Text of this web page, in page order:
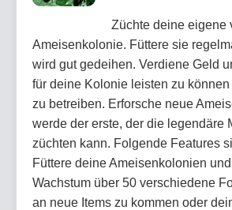
Züchte deine eigene
Ameisenkolonie. Füttere sie
wird gut gedeihen. Verdiene Geld
für deine Kolonie leisten zu
zu betreiben. Erforsche neue
werde der erste, der die legendäre
züchten kann. Folgende Features
Füttere deine Ameisenkolonien
Wachstum über 50 verschiedene
an neue Items zu kommen oder